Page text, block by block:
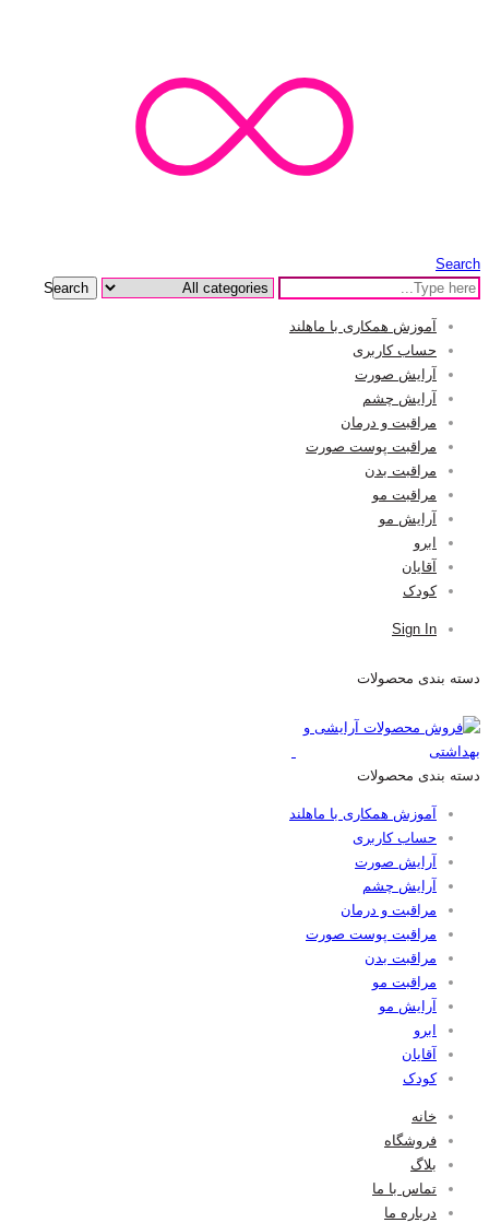
Search
Search
آموزش همکاری با ماهلند
حساب کاربری
آرایش صورت
آرایش چشم
مراقبت و درمان
مراقبت پوست صورت
مراقبت بدن
مراقبت مو
آرایش مو
ابرو
آقایان
کودک
Sign In
دسته بندی محصولات
دسته بندی محصولات
آموزش همکاری با ماهلند
حساب کاربری
آرایش صورت
آرایش چشم
مراقبت و درمان
مراقبت پوست صورت
مراقبت بدن
مراقبت مو
آرایش مو
ابرو
آقایان
کودک
خانه
فروشگاه
بلاگ
تماس با ما
درباره ما